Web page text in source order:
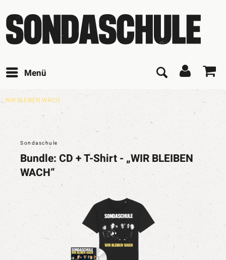
Menü
WIR BLEIBEN WACH
Sondaschule
Bundle: CD + T-Shirt - „WIR BLEIBEN
WACH“